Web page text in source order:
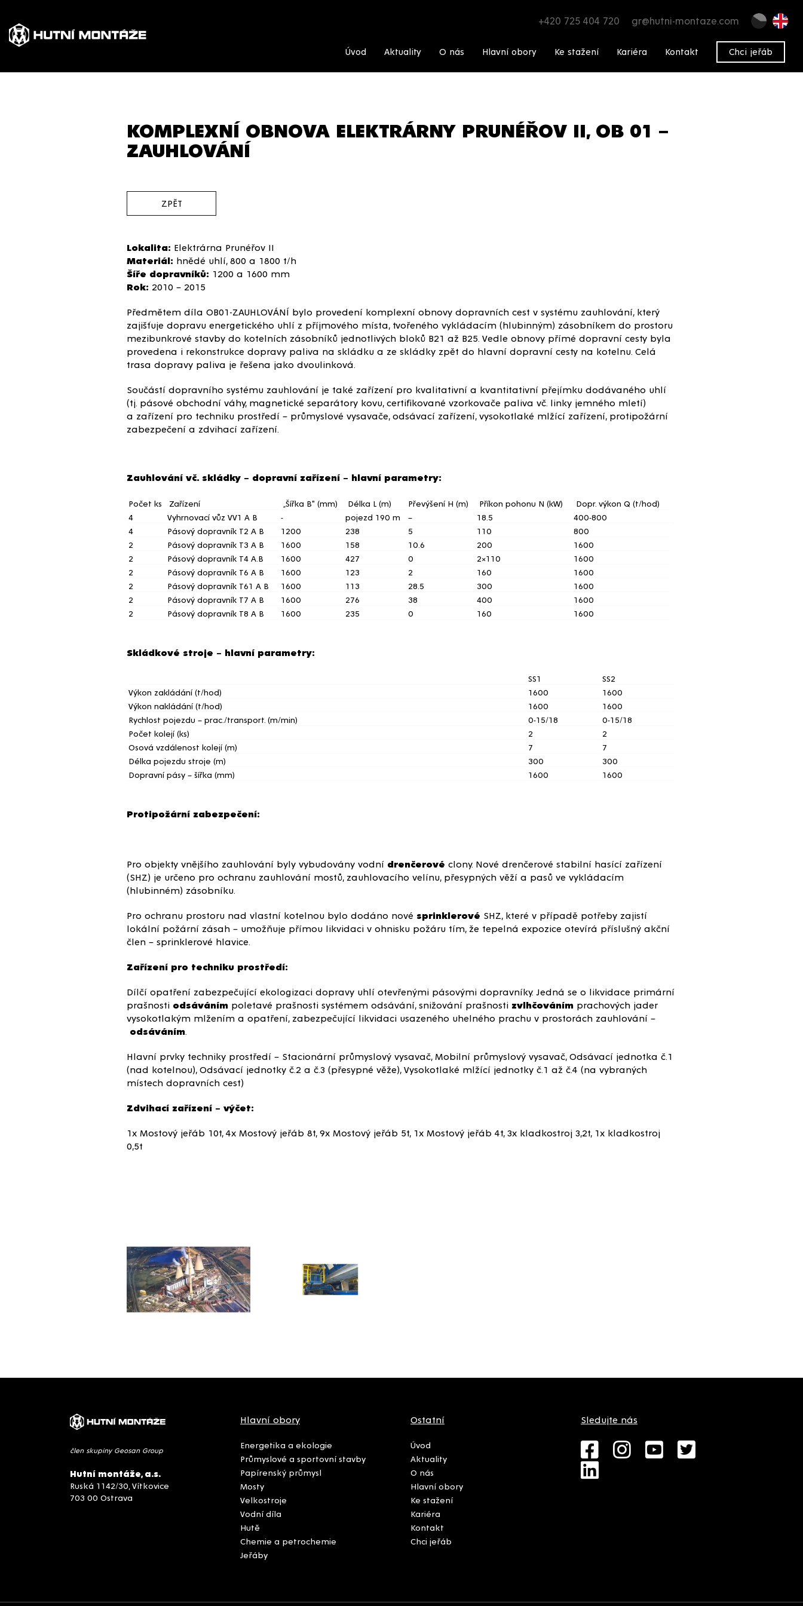
+420 725 404 720 gr@hutni-montaze.com
Úvod Aktuality O nás Hlavní obory Ke stažení Kariéra Kontakt Chci jeřáb
KOMPLEXNÍ OBNOVA ELEKTRÁRNY PRUNÉŘOV II, OB 01 –
ZAUHLOVÁNÍ
ZPĚT
Lokalita: Elektrárna Prunéřov II
Materiál: hnědé uhlí, 800 a 1800 t/h
Šíře dopravníků: 1200 a 1600 mm
Rok: 2010 – 2015
Předmětem díla OB01-ZAUHLOVÁNÍ bylo provedení komplexní obnovy dopravních cest v systému zauhlování, který
zajišťuje dopravu energetického uhlí z příjmového místa, tvořeného vykládacím (hlubinným) zásobníkem do prostoru
mezibunkrové stavby do kotelních zásobníků jednotlivých bloků B21 až B25. Vedle obnovy přímé dopravní cesty byla
provedena i rekonstrukce dopravy paliva na skládku a ze skládky zpět do hlavní dopravní cesty na kotelnu. Celá
trasa dopravy paliva je řešena jako dvoulinková.
Součástí dopravního systému zauhlování je také zařízení pro kvalitativní a kvantitativní přejímku dodávaného uhlí
(tj. pásové obchodní váhy, magnetické separátory kovu, certifikované vzorkovače paliva vč. linky jemného mletí)
a zařízení pro techniku prostředí – průmyslové vysavače, odsávací zařízení, vysokotlaké mlžící zařízení, protipožární
zabezpečení a zdvihací zařízení.
Zauhlování vč. skládky – dopravní zařízení – hlavní parametry:
Počet ks Zařízení „Šířka B" (mm) Délka L (m) Převýšení H (m) Příkon pohonu N (kW)
Dopr. výkon Q (t/hod)
4
Vyhrnovací vůz VV1 A B - pojezd 190 m – 18.5
400-800
4
Pásový dopravník T2 A B 1200 238 5 110
800
2
Pásový dopravník T3 A B 1600 158 10.6 200
1600
2
Pásový dopravník T4 A.B 1600 427 0 2×110
1600
2
Pásový dopravník T6 A B 1600 123 2 160
1600
2
Pásový dopravník T61 A B 1600 113 28.5 300
1600
2
Pásový dopravník T7 A B 1600 276 38 400
1600
2
Pásový dopravník T8 A B 1600 235 0 160 1600
Skládkové stroje – hlavní parametry:
SS1
SS2
Výkon zakládání (t/hod)
1600
1600
Výkon nakládání (t/hod)
1600
1600
Rychlost pojezdu – prac./transport. (m/min)
0-15/18
0-15/18
Počet kolejí (ks)
2
2
Osová vzdálenost kolejí (m)
7
7
Délka pojezdu stroje (m)
300
300
Dopravní pásy – šířka (mm)
1600 1600
Protipožární zabezpečení:
Pro objekty vnějšího zauhlování byly vybudovány vodní drenčerové clony. Nové drenčerové stabilní hasící zařízení
(SHZ) je určeno pro ochranu zauhlování mostů, zauhlovacího velínu, přesypných věží a pasů ve vykládacím
(hlubinném) zásobníku.
Pro ochranu prostoru nad vlastní kotelnou bylo dodáno nové sprinklerové SHZ, které v případě potřeby zajistí
lokální požární zásah – umožňuje přímou likvidaci v ohnisku požáru tím, že tepelná expozice otevírá příslušný akční
člen – sprinklerové hlavice.
Zařízení pro techniku prostředí:
Dílčí opatření zabezpečující ekologizaci dopravy uhlí otevřenými pásovými dopravníky. Jedná se o likvidace primární
prašnosti odsáváním poletavé prašnosti systémem odsávání, snižování prašnosti zvlhčováním prachových jader
vysokotlakým mlžením a opatření, zabezpečující likvidaci usazeného uhelného prachu v prostorách zauhlování –
odsáváním.
Hlavní prvky techniky prostředí – Stacionární průmyslový vysavač, Mobilní průmyslový vysavač, Odsávací jednotka č.1
(nad kotelnou), Odsávací jednotky č.2 a č.3 (přesypné věže), Vysokotlaké mlžící jednotky č.1 až č.4 (na vybraných
místech dopravních cest)
Zdvihací zařízení – výčet:
1x Mostový jeřáb 10t, 4x Mostový jeřáb 8t, 9x Mostový jeřáb 5t, 1x Mostový jeřáb 4t, 3x kladkostroj 3,2t, 1x kladkostroj
0,5t
člen skupiny Geosan Group
Hutní montáže, a.s.
Ruská 1142/30, Vítkovice
703 00 Ostrava
Hlavní obory
Energetika a ekologie
Průmyslové a sportovní stavby
Papírenský průmysl
Mosty
Velkostroje
Vodní díla
Hutě
Chemie a petrochemie
Jeřáby
Ostatní
Úvod
Aktuality
O nás
Hlavní obory
Ke stažení
Kariéra
Kontakt
Chci jeřáb
Sledujte nás